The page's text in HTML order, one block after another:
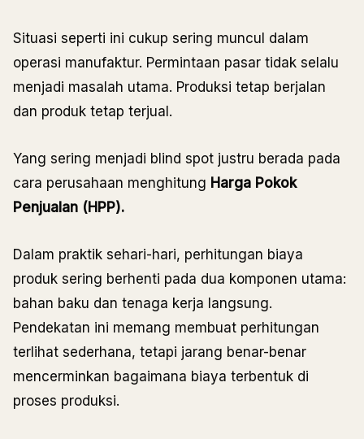
Situasi seperti ini cukup sering muncul dalam
operasi manufaktur. Permintaan pasar tidak selalu
menjadi masalah utama. Produksi tetap berjalan
dan produk tetap terjual.
Yang sering menjadi blind spot justru berada pada
cara perusahaan menghitung Harga Pokok
Penjualan (HPP).
Dalam praktik sehari-hari, perhitungan biaya
produk sering berhenti pada dua komponen utama:
bahan baku dan tenaga kerja langsung.
Pendekatan ini memang membuat perhitungan
terlihat sederhana, tetapi jarang benar-benar
mencerminkan bagaimana biaya terbentuk di
proses produksi.